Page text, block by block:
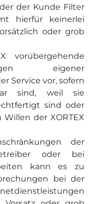
der Kunde Filter
hierfür keinerlei
oder grob
vorübergehende
eigener
Service vor, sofern
sind, weil sie
sind oder
der XORTEX
der
oder bei
kann es zu
bei der